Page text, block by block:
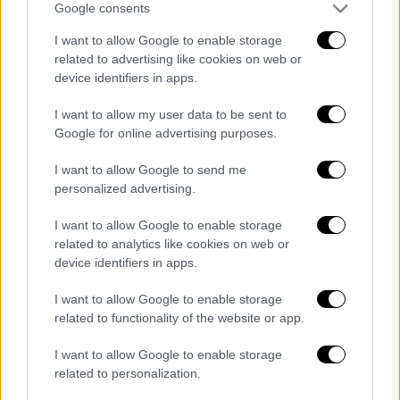
Google consents
I want to allow Google to enable storage
related to advertising like cookies on web or
device identifiers in apps.
I want to allow my user data to be sent to
Google for online advertising purposes.
I want to allow Google to send me
personalized advertising.
I want to allow Google to enable storage
related to analytics like cookies on web or
device identifiers in apps.
I want to allow Google to enable storage
related to functionality of the website or app.
I want to allow Google to enable storage
related to personalization.
Την εκδήλωση υποστήριξαν η εταιρεία ειδών
προστασίαςTREELLIUMκαι τα προϊόντα
ASSOS Household, ταFitness Meals